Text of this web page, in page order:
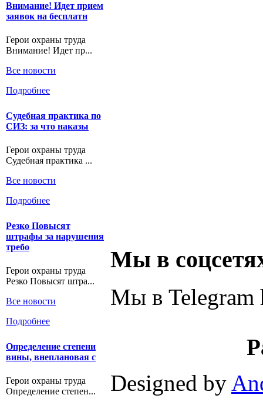
Внимание! Идет прием
заявок на бесплатн
Герои охраны труда
Внимание! Идет пр...
Все новости
Подробнее
Судебная практика по
СИЗ: за что наказы
Герои охраны труда
Судебная практика ...
Все новости
Подробнее
Резко Повысят
штрафы за нарушения
требо
Герои охраны труда
Резко Повысят штра...
Все новости
Подробнее
Определение степени
вины, внеплановая с
Герои охраны труда
Определение степен...
Мы в
Мы в Telegram
Designed by